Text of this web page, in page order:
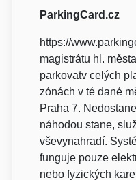
ParkingCard.cz
https://
magistrátu hl.
parkovatv celých
zónách v té dané
Praha 7.
náhodou stane,
vševynahradí.
funguje pouze
nebo fyzických